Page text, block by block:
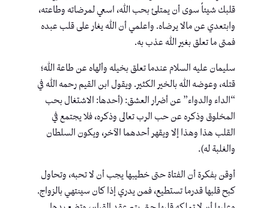
قلبك شيئاً سوى أن يمتلئ بحب الله، اسعي لمرضاته وطاعته،
وابتعدي عن مالا يرضاه. واعلمي أن الله يغار على قلب عبده
فمتى ما تعلق بغير الله عذب به.
سليمان عليه السلام عندما تعلق بخيله وألهاه عن طاعة الله؛
قتله، وعوضه الله بالخير الكثير. ويقول ابن القيم رحمه الله في
“الداء والدواء” عن أضرار العشق: (أحدها: الاشتغال بحب
المخلوق وذكره عن حب الرب تعالى وذكره، فلا يجتمع في
القلب هذا وهذا إلا ويقهر أحدهما الآخر، ويكون السلطان
والغلبة له).
أوقن بفكرة أن الفتاة حتى خطيبها يجب أن لا تحبه، وتحاول
كبح قلبها قدرما تستطيع، فمن يدري إذا كان سينتهي بالزواج.